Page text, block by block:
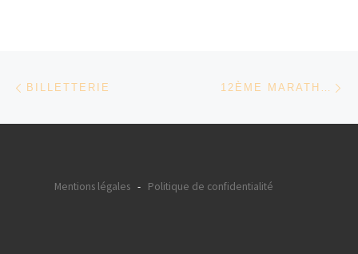
Parcourir les articles
BILLETTERIE 12ÈME MARATHON VIDÉO (ÉDITION 2025)
Mentions légales- Politique de confidentialité